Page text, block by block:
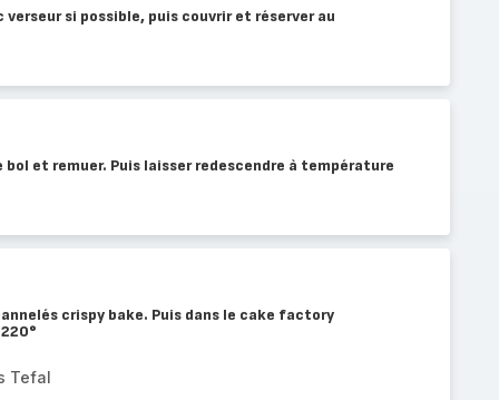
si possible, puis couvrir et réserver au
et remuer. Puis laisser redescendre à température
crispy bake. Puis dans le cake factory
Tefal